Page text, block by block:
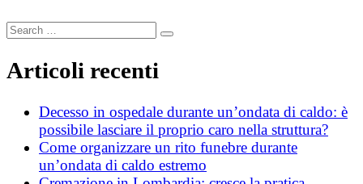
Search
Search
Articoli recenti
Decesso in ospedale durante un’ondata di caldo: è
possibile lasciare il proprio caro nella struttura?
Come organizzare un rito funebre durante
un’ondata di caldo estremo